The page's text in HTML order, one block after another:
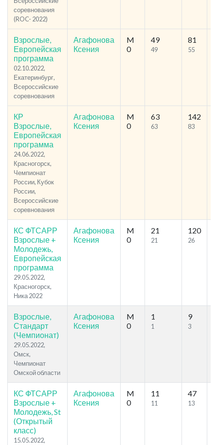
соревнования
(ROC- 2022)
Взрослые,
Европейская
программа
02.10.2022,
Екатеринбург,
Всероссийские
соревнования
Агафонова
Ксения
M
0
49
49
81
55
КР
Взрослые,
Европейская
программа
24.06.2022,
Красногорск,
Чемпионат
России, Кубок
России,
Всероссийские
соревнования
Агафонова
Ксения
M
0
63
63
142
83
КС ФТСАРР
Взрослые +
Молодежь,
Европейская
программа
29.05.2022,
Красногорск,
Ника 2022
Агафонова
Ксения
M
0
21
21
120
26
Взрослые,
Стандарт
(Чемпионат)
29.05.2022,
Омск,
Чемпионат
Омской области
Агафонова
Ксения
M
0
1
1
9
3
КС ФТСАРР
Взрослые +
Молодежь, St
(Открытый
класс)
15.05.2022,
Агафонова
Ксения
M
0
11
11
47
13